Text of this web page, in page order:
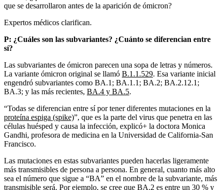
que se desarrollaron antes de la aparición de ómicron?
Expertos médicos clarifican.
P: ¿Cuáles son las subvariantes? ¿Cuánto se diferencian entre
sí?
Las subvariantes de ómicron parecen una sopa de letras y números.
La variante ómicron original se llamó B.1.1.529. Esa variante inicial
engendró subvariantes como BA.1; BA.1.1; BA.2; BA.2.12.1;
BA.3; y las más recientes, BA.4 y BA.5.
“Todas se diferencian entre sí por tener diferentes mutaciones en la
proteína espiga (spike)”, que es la parte del virus que penetra en las
células huésped y causa la infección, explicó+ la doctora Monica
Gandhi, profesora de medicina en la Universidad de California-San
Francisco.
Las mutaciones en estas subvariantes pueden hacerlas ligeramente
más transmisibles de persona a persona. En general, cuanto más alto
sea el número que sigue a “BA” en el nombre de la subvariante, más
transmisible será. Por ejemplo, se cree que BA.2 es entre un 30 % y